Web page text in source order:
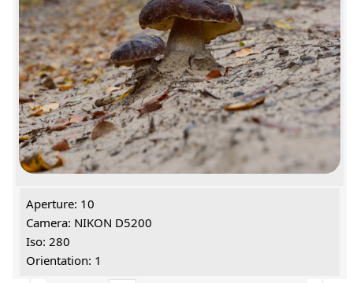
Aperture: 10
Camera: NIKON D5200
Iso: 280
Orientation: 1